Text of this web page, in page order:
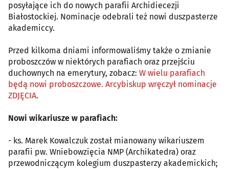
posyłające ich do nowych parafii Archidiecezji
Białostockiej. Nominacje odebrali też nowi duszpasterze
akademiccy.
Przed kilkoma dniami informowaliśmy także o zmianie
proboszczów w niektórych parafiach oraz przejściu
duchownych na emerytury, zobacz: W wielu parafiach
będą nowi proboszczowe. Arcybiskup wręczył nominacje
ZDJĘCIA.
Nowi wikariusze w parafiach:
- ks. Marek Kowalczuk został mianowany wikariuszem
parafii pw. Wniebowzięcia NMP (Archikatedra) oraz
przewodniczącym kolegium duszpasterzy akademickich;